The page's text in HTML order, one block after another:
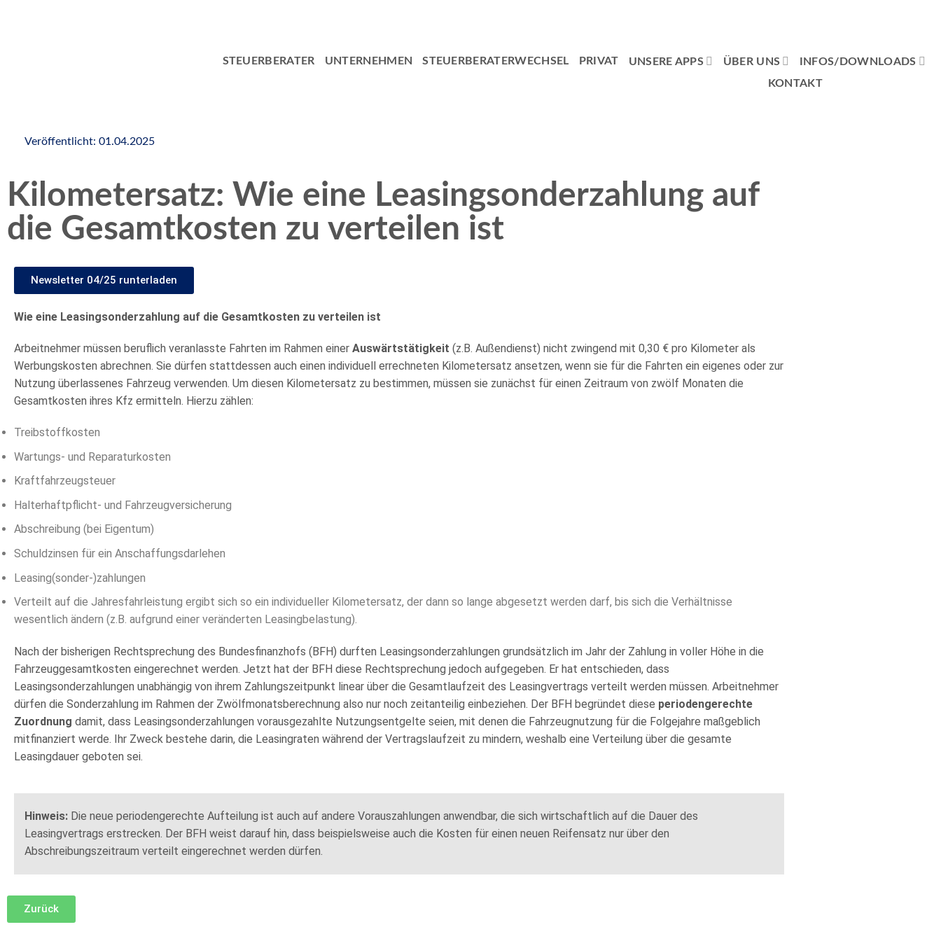
STEUERBERATER UNTERNEHMEN STEUERBERATERWECHSEL PRIVAT UNSERE APPS ÜBER UNS
INFOS/DOWNLOADS
KONTAKT
Veröffentlicht: 01.04.2025
Kilometersatz: Wie eine Leasingsonderzahlung auf
die Gesamtkosten zu verteilen ist
Newsletter 04/25 runterladen
Wie eine Leasingsonderzahlung auf die Gesamtkosten zu verteilen ist
Arbeitnehmer müssen beruflich veranlasste Fahrten im Rahmen einer Auswärtstätigkeit (z.B. Außendienst) nicht zwingend mit 0,30 € pro Kilometer als
Werbungskosten abrechnen. Sie dürfen stattdessen auch einen individuell errechneten Kilometersatz ansetzen, wenn sie für die Fahrten ein eigenes oder zur
Nutzung überlassenes Fahrzeug verwenden. Um diesen Kilometersatz zu bestimmen, müssen sie zunächst für einen Zeitraum von zwölf Monaten die
Gesamtkosten ihres Kfz ermitteln. Hierzu zählen:
Treibstoffkosten
Wartungs- und Reparaturkosten
Kraftfahrzeugsteuer
Halterhaftpflicht- und Fahrzeugversicherung
Abschreibung (bei Eigentum)
Schuldzinsen für ein Anschaffungsdarlehen
Leasing(sonder-)zahlungen
Verteilt auf die Jahresfahrleistung ergibt sich so ein individueller Kilometersatz, der dann so lange abgesetzt werden darf, bis sich die Verhältnisse
wesentlich ändern (z.B. aufgrund einer veränderten Leasingbelastung).
Nach der bisherigen Rechtsprechung des Bundesfinanzhofs (BFH) durften Leasingsonderzahlungen grundsätzlich im Jahr der Zahlung in voller Höhe in die
Fahrzeuggesamtkosten eingerechnet werden. Jetzt hat der BFH diese Rechtsprechung jedoch aufgegeben. Er hat entschieden, dass
Leasingsonderzahlungen unabhängig von ihrem Zahlungszeitpunkt linear über die Gesamtlaufzeit des Leasingvertrags verteilt werden müssen. Arbeitnehmer
dürfen die Sonderzahlung im Rahmen der Zwölfmonatsberechnung also nur noch zeitanteilig einbeziehen. Der BFH begründet diese periodengerechte
Zuordnung damit, dass Leasingsonderzahlungen vorausgezahlte Nutzungsentgelte seien, mit denen die Fahrzeugnutzung für die Folgejahre maßgeblich
mitfinanziert werde. Ihr Zweck bestehe darin, die Leasingraten während der Vertragslaufzeit zu mindern, weshalb eine Verteilung über die gesamte
Leasingdauer geboten sei.
Hinweis: Die neue periodengerechte Aufteilung ist auch auf andere Vorauszahlungen anwendbar, die sich wirtschaftlich auf die Dauer des
Leasingvertrags erstrecken. Der BFH weist darauf hin, dass beispielsweise auch die Kosten für einen neuen Reifensatz nur über den
Abschreibungszeitraum verteilt eingerechnet werden dürfen.
Zurück